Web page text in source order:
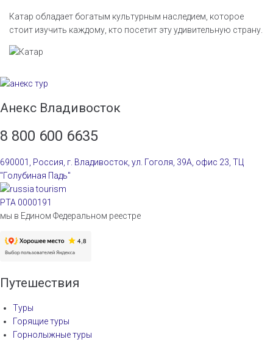
Катар обладает богатым культурным наследием, которое
стоит изучить каждому, кто посетит эту удивительную страну.
Анекс Владивосток
8 800 600 6635
690001, Россия, г. Владивосток, ул. Гоголя, 39А, офис 23, ТЦ
"Голубиная Падь"
РТА 0000191
мы в Едином Федеральном реестре
Путешествия
Туры
Горящие туры
Горнолыжные туры